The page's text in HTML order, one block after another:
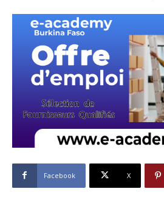
Facebook X